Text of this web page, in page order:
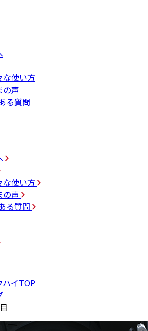
な使い方
の声
る質問
な使い方
の声
る質問
ハイTOP